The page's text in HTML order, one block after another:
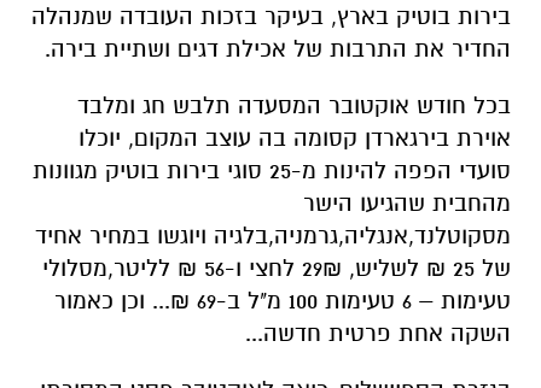
בירות בוטיק בארץ, בעיקר בזכות העובדה שמנהלה
החדיר את התרבות של אכילת דגים ושתיית בירה.
בכל חודש אוקטובר המסעדה תלבש חג ומלבד
אוירת בירגארדן קסומה בה עוצב המקום, יוכלו
סועדי הפפה להינות מ-25 סוגי בירות בוטיק מגוונות
מהחבית שהגיעו הישר
מסקוטלנד,אנגליה,גרמניה,בלגיה ויוגשו במחיר אחיד
של 25 ₪ לשליש, 29₪ לחצי ו-56 ₪ לליטר,מסלולי
טעימות – 6 טעימות 100 מ"ל ב-69 ₪... וכן כאמור
השקה אחת פרטית חדשה...